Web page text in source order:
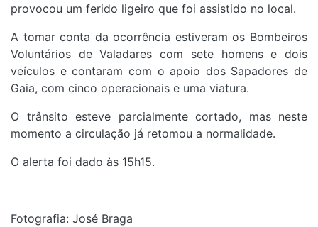
provocou um ferido ligeiro que foi assistido no local.
A tomar conta da ocorrência estiveram os Bombeiros
Voluntários de Valadares com sete homens e dois
veículos e contaram com o apoio dos Sapadores de
Gaia, com cinco operacionais e uma viatura.
O trânsito esteve parcialmente cortado, mas neste
momento a circulação já retomou a normalidade.
O alerta foi dado às 15h15.
Fotografia: José Braga